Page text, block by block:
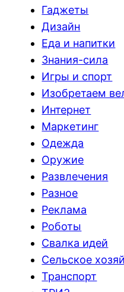
Гаджеты
Дизайн
Еда и напитки
Знания-сила
Игры и спорт
Изобретаем
Интернет
Маркетинг
Одежда
Оружие
Развлечения
Разное
Реклама
Роботы
Свалка идей
Сельское
Транспорт